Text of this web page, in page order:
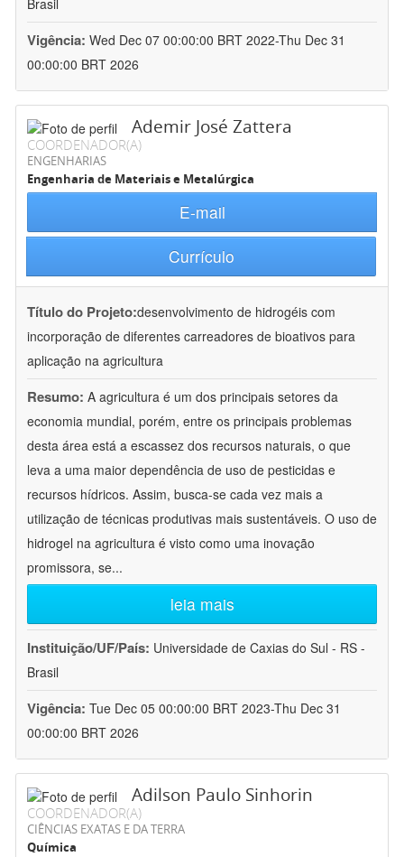
Brasil
Vigência: Wed Dec 07 00:00:00 BRT 2022-Thu Dec 31
00:00:00 BRT 2026
Ademir José Zattera
COORDENADOR(A)
ENGENHARIAS
Engenharia de Materiais e Metalúrgica
E-mail
Currículo
Título do Projeto:desenvolvimento de hidrogéis com
incorporação de diferentes carreadores de bioativos para
aplicação na agricultura
Resumo: A agricultura é um dos principais setores da
economia mundial, porém, entre os principais problemas
desta área está a escassez dos recursos naturais, o que
leva a uma maior dependência de uso de pesticidas e
recursos hídricos. Assim, busca-se cada vez mais a
utilização de técnicas produtivas mais sustentáveis. O uso de
hidrogel na agricultura é visto como uma inovação
promissora, se...
leia mais
Instituição/UF/País: Universidade de Caxias do Sul - RS -
Brasil
Vigência: Tue Dec 05 00:00:00 BRT 2023-Thu Dec 31
00:00:00 BRT 2026
Adilson Paulo Sinhorin
COORDENADOR(A)
CIÊNCIAS EXATAS E DA TERRA
Química